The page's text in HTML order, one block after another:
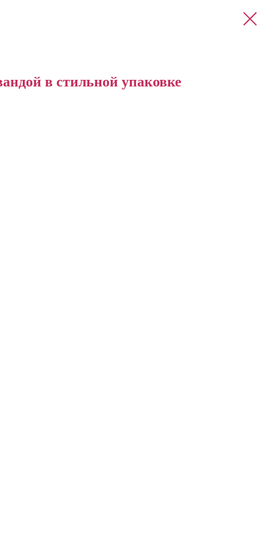
в стильной упаковке